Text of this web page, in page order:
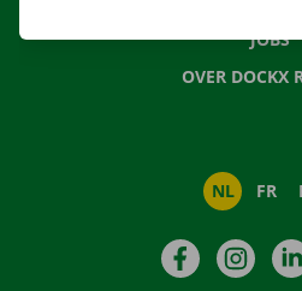
JOBS
OVER DOCKX
NL FR
Facebook